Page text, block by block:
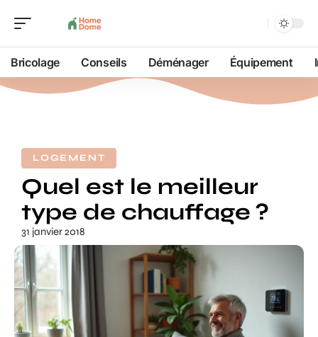
Bricolage Conseils Déménager Équipement
LOGEMENT
Quel est le meilleur
type de chauffage ?
31 janvier 2018